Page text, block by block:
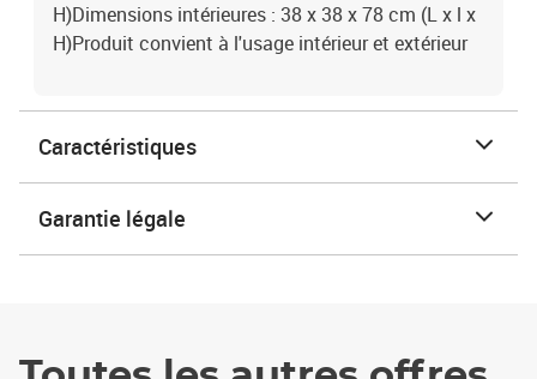
H)Dimensions intérieures : 38 x 38 x 78 cm (L x l x
H)Produit convient à l'usage intérieur et extérieur
Caractéristiques
Garantie légale